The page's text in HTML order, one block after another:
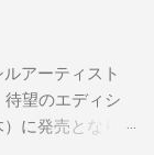
アーティスト
待望のエディシ
に発売となり